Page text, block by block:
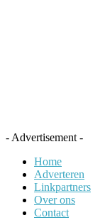
- Advertisement -
Home
Adverteren
Linkpartners
Over ons
Contact